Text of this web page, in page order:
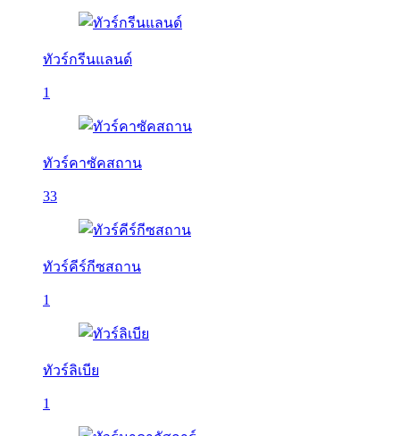
ทัวร์กรีนแลนด์
1
ทัวร์คาซัคสถาน
33
ทัวร์คีร์กีซสถาน
1
ทัวร์ลิเบีย
1